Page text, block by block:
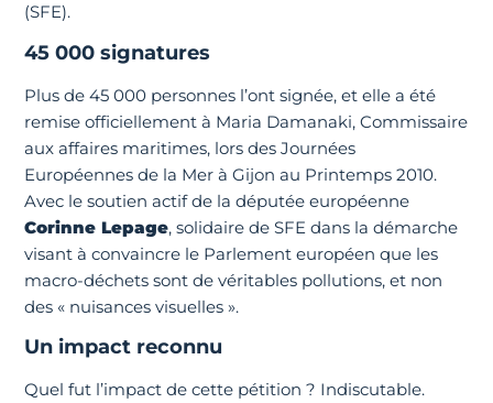
(SFE).
45 000 signatures
Plus de 45 000 personnes l’ont signée, et elle a été
remise officiellement à Maria Damanaki, Commissaire
aux affaires maritimes, lors des Journées
Européennes de la Mer à Gijon au Printemps 2010.
Avec le soutien actif de la députée européenne
Corinne Lepage, solidaire de SFE dans la démarche
visant à convaincre le Parlement européen que les
macro-déchets sont de véritables pollutions, et non
des « nuisances visuelles ».
Un impact reconnu
Quel fut l’impact de cette pétition ? Indiscutable.